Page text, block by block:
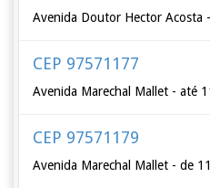
Avenida Doutor Hector Acosta
CEP 97571177
Avenida Marechal Mallet - até
CEP 97571179
Avenida Marechal Mallet - de